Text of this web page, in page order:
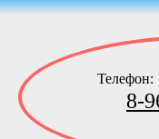
Телефон:
8-